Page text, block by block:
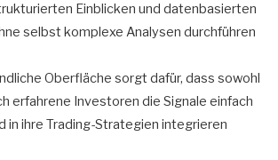
Einblicken und datenbasierten
selbst komplexe Analysen durchführen
Oberfläche sorgt dafür, dass sowohl
erfahrene Investoren die Signale einfach
in ihre Trading-Strategien integrieren